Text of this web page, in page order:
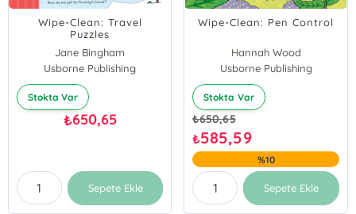
Wipe-Clean: Travel
Puzzles
Jane Bingham
Usborne Publishing
Stokta Var
₺650,65
Sepete Ekle
Wipe-Clean: Pen Control
Hannah Wood
Usborne Publishing
Stokta Var
₺650,65
₺585,59
%10
Sepete Ekle